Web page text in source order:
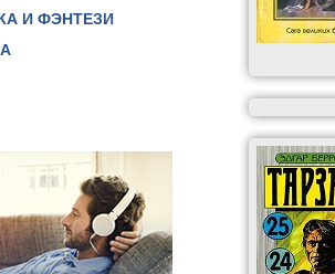
И ФЭНТЕЗИ